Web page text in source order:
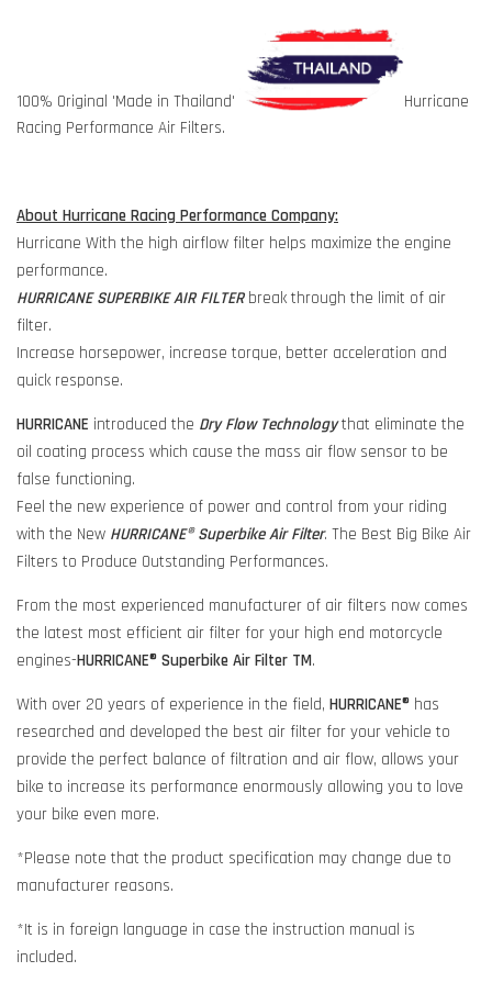
100% Original 'Made in Thailand'
Hurricane
Racing Performance Air Filters.
About Hurricane Racing Performance Company:
Hurricane With the high airflow filter helps maximize the engine
performance.
HURRICANE SUPERBIKE AIR FILTERbreak through the limit of air
filter.
Increase horsepower, increase torque, better acceleration and
quick response.
HURRICANE introduced the Dry Flow Technologythat eliminate the
oil coating process which cause the mass air flow sensor to be
false functioning.
Feel the new experience of power and control from your riding
with the New HURRICANE® Superbike Air Filter. The Best Big Bike Air
Filters to Produce Outstanding Performances.
From the most experienced manufacturer of air filters now comes
the latest most efficient air filter for your high end motorcycle
engines-HURRICANE® Superbike Air Filter TM.
With over 20 years of experience in the field, HURRICANE® has
researched and developed the best air filter for your vehicle to
provide the perfect balance of filtration and air flow, allows your
bike to increase its performance enormously allowing you to love
your bike even more.
*Please note that the product specification may change due to
manufacturer reasons.
*It is in foreign language in case the instruction manual is
included.